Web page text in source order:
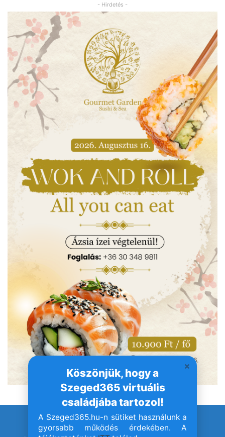
Köszönjük, hogy a
Szeged365 virtuális
családjába tartozol!
A Szeged365.hu-n sütiket használunk a
gyorsabb működés érdekében. A
- Hirdetés -
© Szeged365.hu I Minden jog fenntartva!